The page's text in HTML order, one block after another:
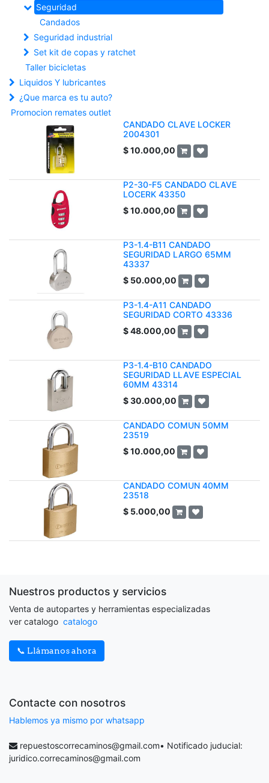
Seguridad
Candados
Seguridad industrial
Set kit de copas y ratchet
Taller bicicletas
Liquidos Y lubricantes
¿Que marca es tu auto?
Promocion remates outlet
CANDADO CLAVE LOCKER
2004301
$10.000,00
P2-30-F5 CANDADO CLAVE
LOCERK 43350
$10.000,00
P3-1.4-B11 CANDADO
SEGURIDAD LARGO 65MM
43337
$ 50.000,00
P3-1.4-A11 CANDADO
SEGURIDAD CORTO 43336
$48.000,00
P3-1.4-B10 CANDADO
SEGURIDAD LLAVE ESPECIAL
60MM 43314
$30.000,00
CANDADO COMUN 50MM
23519
$10.000,00
CANDADO COMUN 40MM
23518
$ 5.000,00
Nuestros productos y servicios
Venta de autopartes y herramientas especializadas
ver catalogo catalogo
📞 Llámanos ahora
Contacte con nosotros
Hablemos ya mismo por whatsapp
repuestoscorrecaminos@gmail.com• Notificado juducial:
juridico.correcaminos@gmail.com